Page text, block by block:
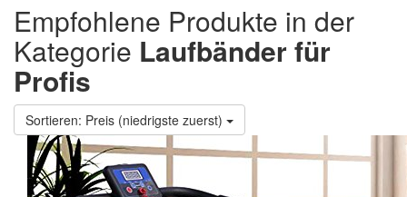
Empfohlene Produkte in der
Kategorie Laufbänder für
Profis
Sortieren: Preis (niedrigste zuerst)